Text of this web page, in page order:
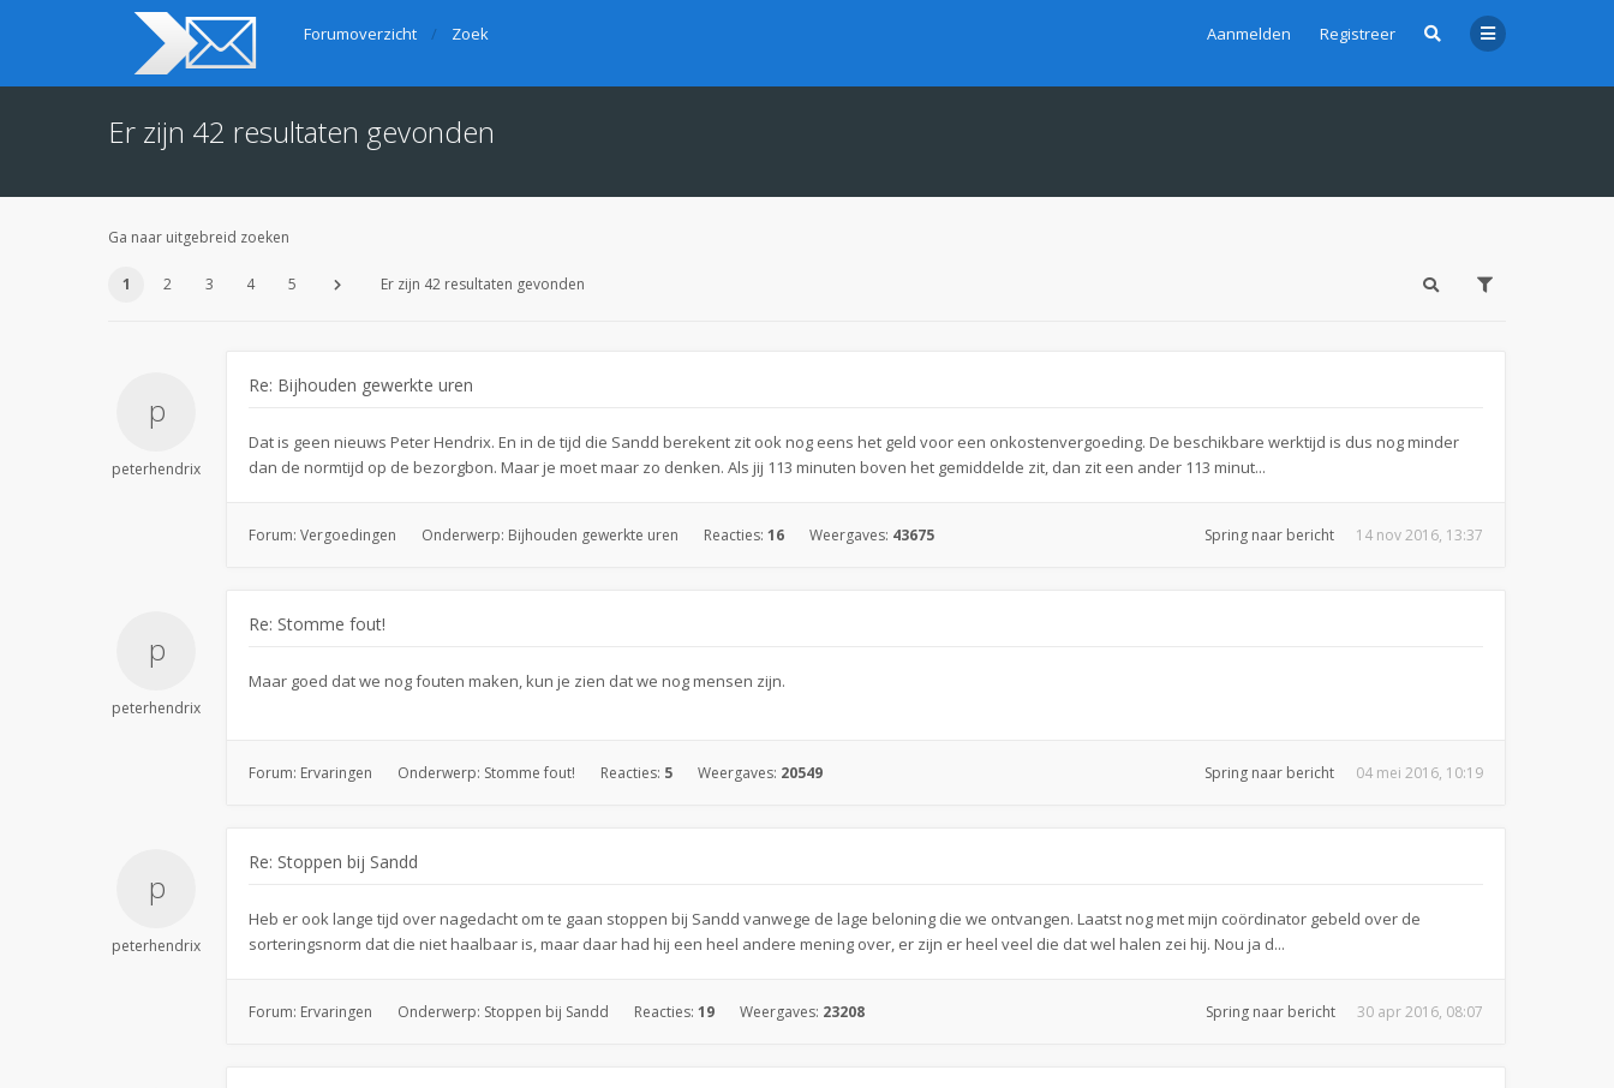
Aanmelden Registreer
Forumoverzicht Zoek
Er zijn 42 resultaten gevonden
Ga naar uitgebreid zoeken
1 2 3 4 5 Er zijn 42 resultaten gevonden
peterhendrix
Re: Bijhouden gewerkte uren
Dat is geen nieuws Peter Hendrix. En in de tijd die Sandd berekent zit ook nog eens het geld voor een onkostenvergoeding. De beschikbare werktijd is dus nog minder
dan de normtijd op de bezorgbon. Maar je moet maar zo denken. Als jij 113 minuten boven het gemiddelde zit, dan zit een ander 113 minut...
Forum: Vergoedingen Onderwerp: Bijhouden gewerkte uren Reacties: 16 Weergaves: 43675 14 nov 2016, 13:37
Spring naar bericht
peterhendrix
Re: Stomme fout!
Maar goed dat we nog fouten maken, kun je zien dat we nog mensen zijn.
Forum: Ervaringen Onderwerp: Stomme fout! Reacties: 5 Weergaves: 20549 04 mei 2016, 10:19
Spring naar bericht
peterhendrix
Re: Stoppen bij Sandd
Heb er ook lange tijd over nagedacht om te gaan stoppen bij Sandd vanwege de lage beloning die we ontvangen. Laatst nog met mijn coördinator gebeld over de
sorteringsnorm dat die niet haalbaar is, maar daar had hij een heel andere mening over, er zijn er heel veel die dat wel halen zei hij. Nou ja d...
Forum: Ervaringen Onderwerp: Stoppen bij Sandd Reacties: 19 Weergaves: 23208 30 apr 2016, 08:07
Spring naar bericht